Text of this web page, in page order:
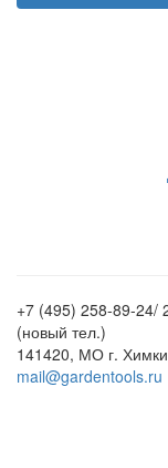
+7 (495) 258-89-24/
(новый тел.)
141420, МО г.
mail@gardentools.ru